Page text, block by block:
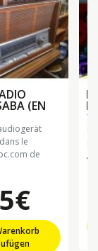
(EN
le
de